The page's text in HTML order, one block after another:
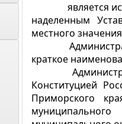
является
наделенным
местного
краткое
Администрация
Конституцией
Приморского